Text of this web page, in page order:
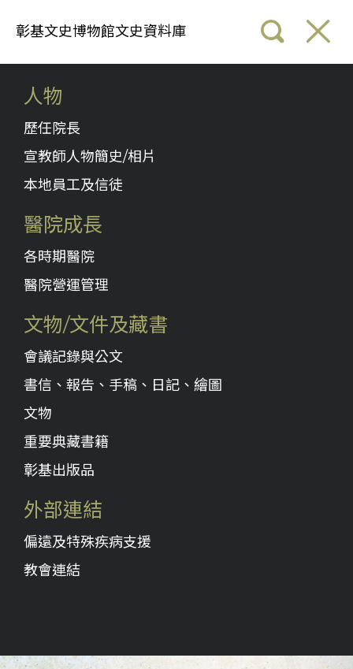
彰基文史博物館文史資料庫
人物
歷任院長
宣教師人物簡史/相片
本地員工及信徒
醫院成長
各時期醫院
醫院營運管理
文物/文件及藏書
會議記錄與公文
書信、報告、手稿、日記、繪圖
文物
重要典藏書籍
彰基出版品
外部連結
偏遠及特殊疾病支援
教會連結